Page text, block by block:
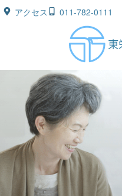
アクセス 011-782-0111